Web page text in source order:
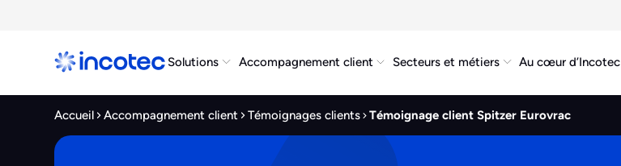
Solutions Accompagnement client Secteurs et métiers Au cœur d’Incotec
Accueil Accompagnement client Témoignages clients Témoignage client Spitzer Eurovrac